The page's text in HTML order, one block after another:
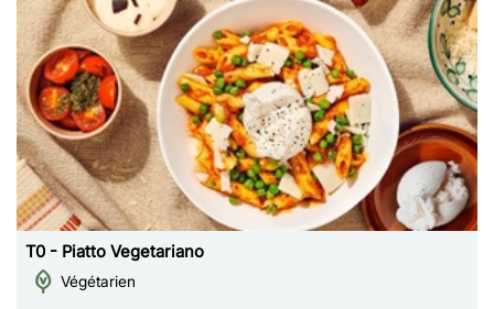
T0 - Piatto Vegetariano
Végétarien